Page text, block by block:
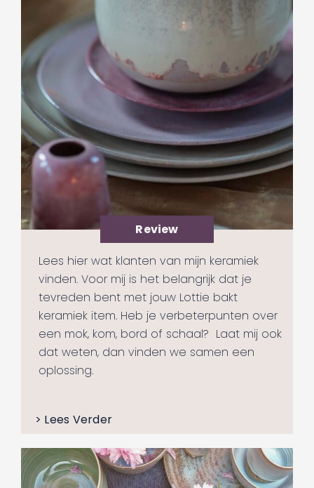
Review
Lees hier wat klanten van mijn keramiek
vinden. Voor mij is het belangrijk dat je
tevreden bent met jouw Lottie bakt
keramiek item. Heb je verbeterpunten over
een mok, kom, bord of schaal? Laat mij ook
dat weten, dan vinden we samen een
oplossing.
> Lees Verder